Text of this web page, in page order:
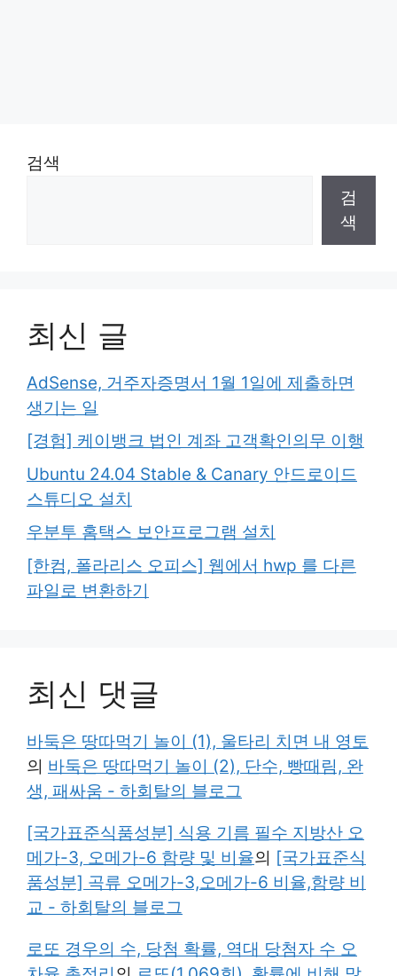
검색
검
색
최신 글
AdSense, 거주자증명서 1월 1일에 제출하면
생기는 일
[경험] 케이뱅크 법인 계좌 고객확인의무 이행
Ubuntu 24.04 Stable & Canary 안드로이드
스튜디오 설치
우분투 홈택스 보안프로그램 설치
[한컴, 폴라리스 오피스] 웹에서 hwp 를 다른
파일로 변환하기
최신 댓글
바둑은 땅따먹기 놀이 (1), 울타리 치면 내 영토
의 바둑은 땅따먹기 놀이 (2), 단수, 빵때림, 완
생, 패싸움 - 하회탈의 블로그
[국가표준식품성분] 식용 기름 필수 지방산 오
메가-3, 오메가-6 함량 및 비율의 [국가표준식
품성분] 곡류 오메가-3,오메가-6 비율,함량 비
교 - 하회탈의 블로그
로또 경우의 수, 당첨 확률, 역대 당첨자 수 오